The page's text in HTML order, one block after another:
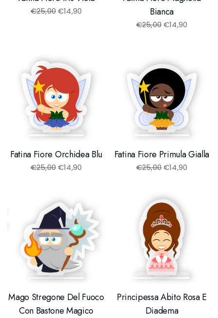
€25,00€14,90
Bianca
€25,00€14,90
Fatina Fiore Orchidea Blu
€25,00€14,90
Fatina Fiore Primula Gialla
€25,00€14,90
Mago Stregone Del Fuoco
Con Bastone Magico
Principessa Abito Rosa E
Diadema